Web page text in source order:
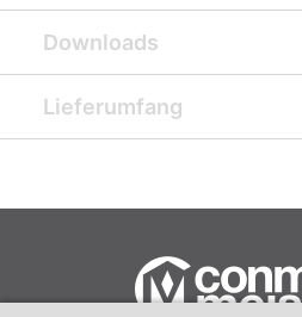
Downloads
Lieferumfang